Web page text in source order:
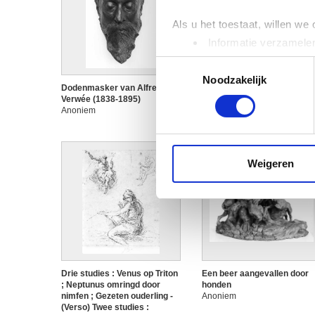
Als u het toestaat, willen we
Informatie
Uw apparaat
Lees meer over hoe uw
media, adverteren en
Noodzakelijk
Weigeren
Dodenmasker van Alfred
Verwée (1838-1895)
Anoniem
Dodenmasker van Antoine
Wiertz (1806-1865)
Anoniem
Drie studies : Venus op Triton
; Neptunus omringd door
nimfen ; Gezeten ouderling -
(Verso) Twee studies :
Een beer aangevallen door
honden
Anoniem